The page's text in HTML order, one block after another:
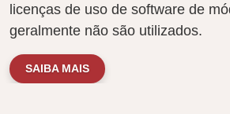
licenças de uso de software de
geralmente não são utilizados.
SAIBA MAIS